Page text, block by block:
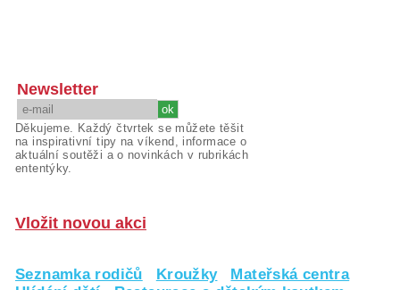
Newsletter
Děkujeme. Každý čtvrtek se můžete těšit
na inspirativní tipy na víkend, informace o
aktuální soutěži a o novinkách v rubrikách
ententýky.
Vložit novou akci
Seznamka rodičů Kroužky
Mateřská centra